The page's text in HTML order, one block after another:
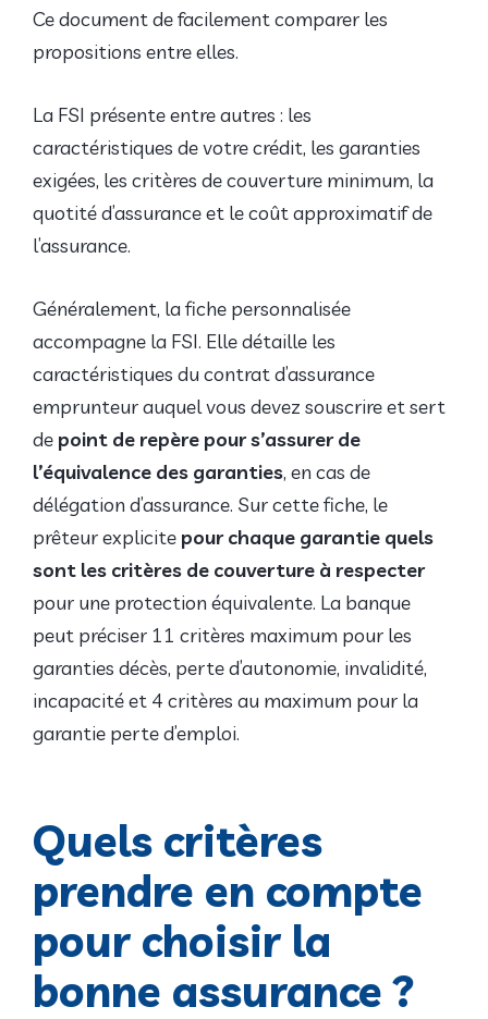
Ce document de facilement comparer les
propositions entre elles.
La FSI présente entre autres : les
caractéristiques de votre crédit, les garanties
exigées, les critères de couverture minimum, la
quotité d’assurance et le coût approximatif de
l’assurance.
Généralement, la fiche personnalisée
accompagne la FSI. Elle détaille les
caractéristiques du contrat d’assurance
emprunteur auquel vous devez souscrire et sert
de point de repère pour s’assurer de
l’équivalence des garanties, en cas de
délégation d’assurance. Sur cette fiche, le
prêteur explicite pour chaque garantie quels
sont les critères de couverture à respecter
pour une protection équivalente. La banque
peut préciser 11 critères maximum pour les
garanties décès, perte d’autonomie, invalidité,
incapacité et 4 critères au maximum pour la
garantie perte d’emploi.
Quels critères
prendre en compte
pour choisir la
bonne assurance ?